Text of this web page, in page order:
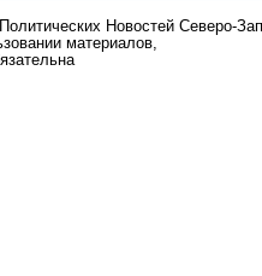
Новостей Северо-
материалов,